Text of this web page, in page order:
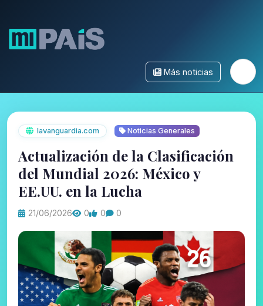
Más noticias
lavanguardia.com Noticias Generales
Actualización de la Clasificación
del Mundial 2026: México y
EE.UU. en la Lucha
21/06/2026 0 0 0